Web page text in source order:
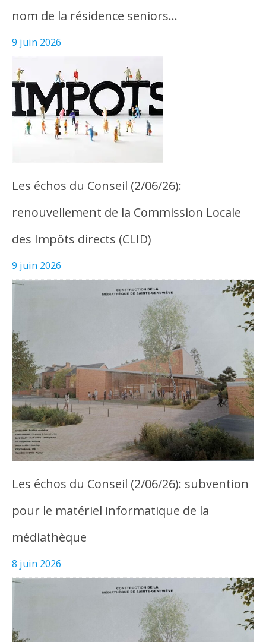
nom de la résidence seniors…
9 juin 2026
Les échos du Conseil (2/06/26):
renouvellement de la Commission Locale
des Impôts directs (CLID)
9 juin 2026
Les échos du Conseil (2/06/26): subvention
pour le matériel informatique de la
médiathèque
8 juin 2026